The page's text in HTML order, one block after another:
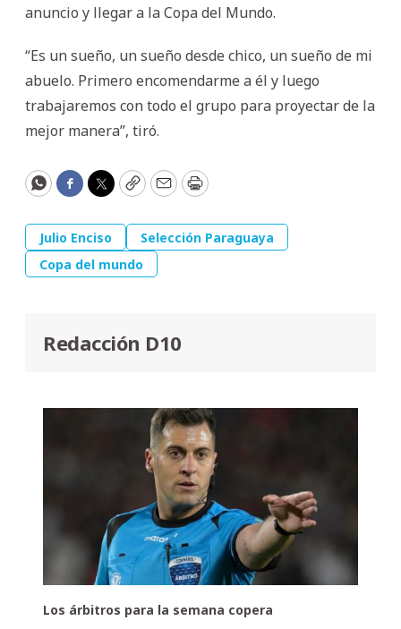
anuncio y llegar a la Copa del Mundo.
“Es un sueño, un sueño desde chico, un sueño de mi
abuelo. Primero encomendarme a él y luego
trabajaremos con todo el grupo para proyectar de la
mejor manera”, tiró.
WhatsApp
Facebook
Twitter
CopyEmailPrint
Julio Enciso
Selección Paraguaya
Copa del mundo
Redacción D10
Los árbitros para la semana copera